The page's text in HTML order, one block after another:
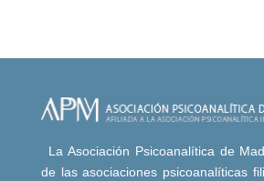
La Asociación Psicoanalítica de
de las asociaciones psicoanalíticas